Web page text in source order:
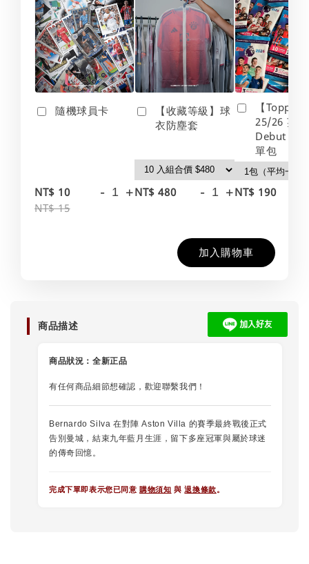
隨機球員卡
NT$ 10
NT$ 15
- +
【收藏等級】球
衣防塵套
NT$ 480 - +
【Topps】
25/26 英
Debut
單包
NT$ 190
加入購物車
商品描述
商品狀況： 全新正品
有任何商品細節想確認，歡迎聯繫我們！
Bernardo Silva 在對陣 Aston Villa 的賽季最終戰後正式
告別曼城，結束九年藍月生涯，留下多座冠軍與屬於球迷
的傳奇回憶。
完成下單即表示您已同意 購物須知 與退換條款。